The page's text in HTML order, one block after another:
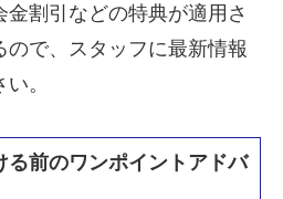
割引などの特典が適用さ
ので、スタッフに最新情報
。
る前のワンポイントアドバ